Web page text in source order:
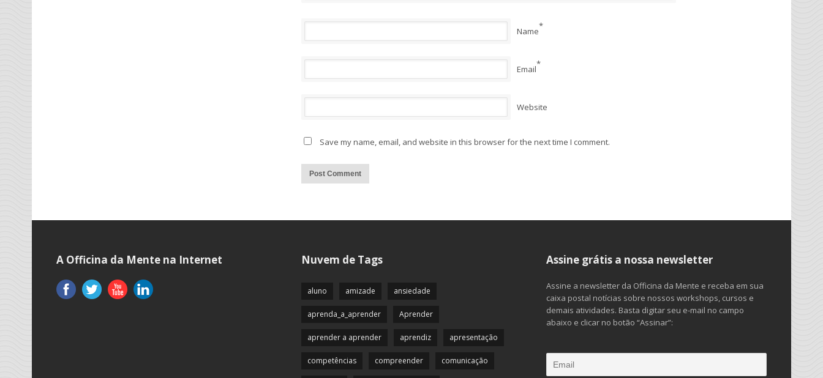
Name*
Email*
Website
Save my name, email, and website in this browser for the next time I comment.
A Officina da Mente na Internet Nuvem de Tags
aluno amizade ansiedade
aprenda_a_aprender Aprender
aprender a aprender aprendiz apresentação
competências compreender comunicação
Assine grátis a nossa newsletter
Assine a newsletter da Officina da Mente e receba em sua
caixa postal notícias sobre nossos workshops, cursos e
demais atividades. Basta digitar seu e-mail no campo
abaixo e clicar no botão “Assinar”: